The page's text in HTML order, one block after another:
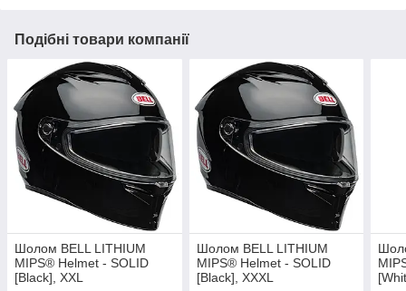
Подібні товари компанії
Шолом BELL LITHIUM
MIPS® Helmet - SOLID
[Black], XXL
Шолом BELL LITHIUM
MIPS® Helmet - SOLID
[Black], XXXL